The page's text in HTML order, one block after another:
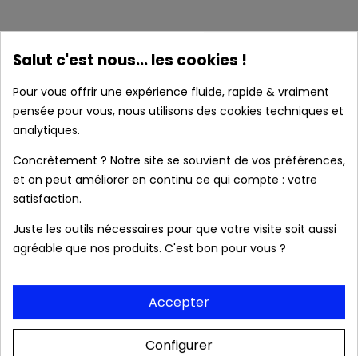
Les retours sont-ils gratuits ?
Oui, les retours sont gratuits tant que le produit n’a
pas été ouvert. Pour des raisons d’hygiène et de
sécurité, les produits ouverts ne peuvent pas être
repris.
NEWSLETTER
Inscrivez-vous et profitez de - 10% sur votre première
commande
Salut c'est nous... les cookies !
Pour vous offrir une expérience fluide, rapide & vraiment
pensée pour vous, nous utilisons des cookies techniques et
analytiques.
Concrètement ? Notre site se souvient de vos préférences,
et on peut améliorer en continu ce qui compte : votre
satisfaction.
Juste les outils nécessaires pour que votre visite soit aussi
agréable que nos produits. C'est bon pour vous ?
Accepter
Configurer